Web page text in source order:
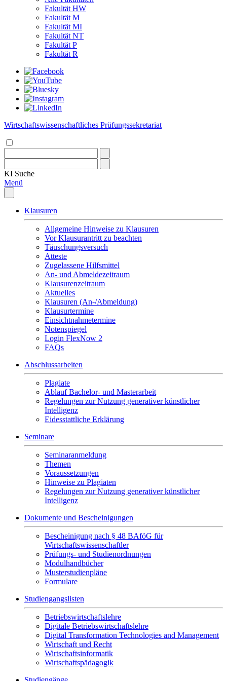
Fakultät HW
Fakultät M
Fakultät MI
Fakultät NT
Fakultät P
Fakultät R
Wirtschaftswissenschaftliches Prüfungssekretariat
KI Suche
Menü
Klausuren
Allgemeine Hinweise zu Klausuren
Vor Klausurantritt zu beachten
Täuschungsversuch
Atteste
Zugelassene Hilfsmittel
An- und Abmeldezeitraum
Klausurenzeitraum
Aktuelles
Klausuren (An-/Abmeldung)
Klausurtermine
Einsichtnahmetermine
Notenspiegel
Login FlexNow 2
FAQs
Abschlussarbeiten
Plagiate
Ablauf Bachelor- und Masterarbeit
Regelungen zur Nutzung generativer künstlicher
Intelligenz
Eidesstattliche Erklärung
Seminare
Seminaranmeldung
Themen
Voraussetzungen
Hinweise zu Plagiaten
Regelungen zur Nutzung generativer künstlicher
Intelligenz
Dokumente und Bescheinigungen
Bescheinigung nach § 48 BAföG für
Wirtschaftswissenschaftler
Prüfungs- und Studienordnungen
Modulhandbücher
Musterstudienpläne
Formulare
Studiengangslisten
Betriebswirtschaftslehre
Digitale Betriebswirtschaftslehre
Digital Transformation Technologies and Management
Wirtschaft und Recht
Wirtschaftsinformatik
Wirtschaftspädagogik